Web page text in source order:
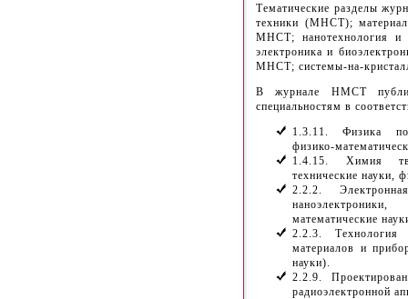
Тематические разделы
техники (МНСТ);
МНСТ; нанотехнология и
электроника и
МНСТ; системы-на-
В журнале НМСТ
специальностям в
1.3.11. Физика
физико-
1.4.15. Химия
технические науки,
2.2.2.
математические
2.2.3. Технология
материалов и
науки).
2.2.9.
радиоэлектронной